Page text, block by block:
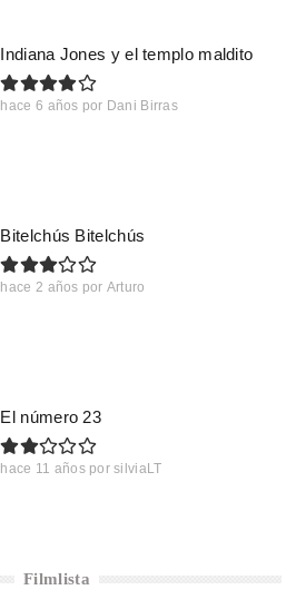
Indiana Jones y el templo maldito
hace 6 años por Dani Birras
Bitelchús Bitelchús
hace 2 años por Arturo
El número 23
hace 11 años por silviaLT
Filmlista